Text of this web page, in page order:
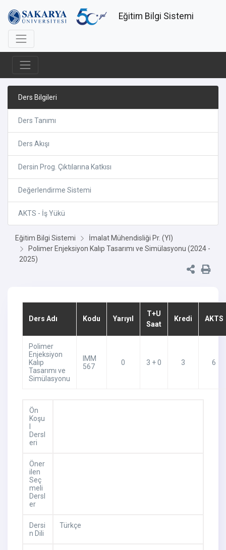
Eğitim Bilgi Sistemi
Ders Bilgileri
Ders Tanımı
Ders Akışı
Dersin Prog. Çıktılarına Katkısı
Değerlendirme Sistemi
AKTS - İş Yükü
Eğitim Bilgi Sistemi
İmalat Mühendisliği Pr. (Yl)
Polimer Enjeksiyon Kalıp Tasarımı ve Simülasyonu (2024 -
2025)
Ders Adı Kodu Yarıyıl
T+U
Saat
Kredi AKTS
Polimer
Enjeksiyon
Kalıp
Tasarımı ve
Simülasyonu
IMM
567
0 3 + 0 3 6
Ön
Koşu
Dersl
eri
Öner
ilen
Seç
meli
Dersl
er
Dersi
n Dili
Türkçe